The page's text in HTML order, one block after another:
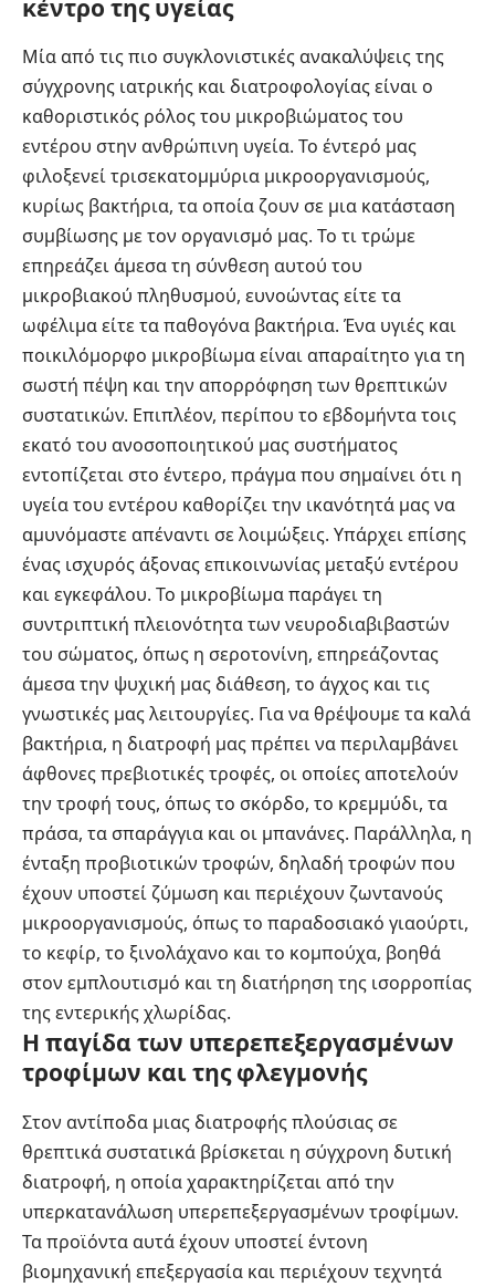
κέντρο της υγείας
Μία από τις πιο συγκλονιστικές ανακαλύψεις της
σύγχρονης ιατρικής και διατροφολογίας είναι ο
καθοριστικός ρόλος του μικροβιώματος του
εντέρου στην ανθρώπινη υγεία. Το έντερό μας
φιλοξενεί τρισεκατομμύρια μικροοργανισμούς,
κυρίως βακτήρια, τα οποία ζουν σε μια κατάσταση
συμβίωσης με τον οργανισμό μας. Το τι τρώμε
επηρεάζει άμεσα τη σύνθεση αυτού του
μικροβιακού πληθυσμού, ευνοώντας είτε τα
ωφέλιμα είτε τα παθογόνα βακτήρια. Ένα υγιές και
ποικιλόμορφο μικροβίωμα είναι απαραίτητο για τη
σωστή πέψη και την απορρόφηση των θρεπτικών
συστατικών. Επιπλέον, περίπου το εβδομήντα τοις
εκατό του ανοσοποιητικού μας συστήματος
εντοπίζεται στο έντερο, πράγμα που σημαίνει ότι η
υγεία του εντέρου καθορίζει την ικανότητά μας να
αμυνόμαστε απέναντι σε λοιμώξεις. Υπάρχει επίσης
ένας ισχυρός άξονας επικοινωνίας μεταξύ εντέρου
και εγκεφάλου. Το μικροβίωμα παράγει τη
συντριπτική πλειονότητα των νευροδιαβιβαστών
του σώματος, όπως η σεροτονίνη, επηρεάζοντας
άμεσα την ψυχική μας διάθεση, το άγχος και τις
γνωστικές μας λειτουργίες. Για να θρέψουμε τα καλά
βακτήρια, η διατροφή μας πρέπει να περιλαμβάνει
άφθονες πρεβιοτικές τροφές, οι οποίες αποτελούν
την τροφή τους, όπως το σκόρδο, το κρεμμύδι, τα
πράσα, τα σπαράγγια και οι μπανάνες. Παράλληλα, η
ένταξη προβιοτικών τροφών, δηλαδή τροφών που
έχουν υποστεί ζύμωση και περιέχουν ζωντανούς
μικροοργανισμούς, όπως το παραδοσιακό γιαούρτι,
το κεφίρ, το ξινολάχανο και το κομπούχα, βοηθά
στον εμπλουτισμό και τη διατήρηση της ισορροπίας
της εντερικής χλωρίδας.
Η παγίδα των υπερεπεξεργασμένων
τροφίμων και της φλεγμονής
Στον αντίποδα μιας διατροφής πλούσιας σε
θρεπτικά συστατικά βρίσκεται η σύγχρονη δυτική
διατροφή, η οποία χαρακτηρίζεται από την
υπερκατανάλωση υπερεπεξεργασμένων τροφίμων.
Τα προϊόντα αυτά έχουν υποστεί έντονη
βιομηχανική επεξεργασία και περιέχουν τεχνητά